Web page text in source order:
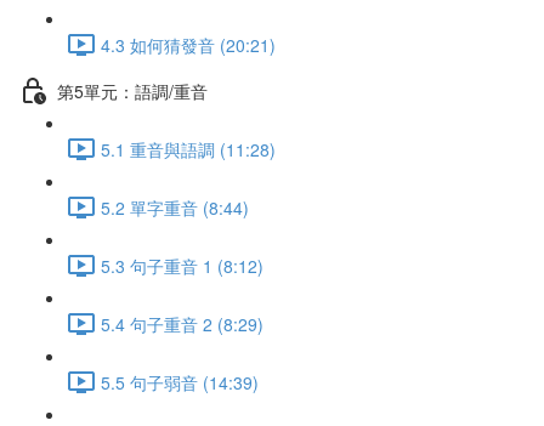
4.3 如何猜發音 (20:21)
第5單元：語調/重音
5.1 重音與語調 (11:28)
5.2 單字重音 (8:44)
5.3 句子重音 1 (8:12)
5.4 句子重音 2 (8:29)
5.5 句子弱音 (14:39)